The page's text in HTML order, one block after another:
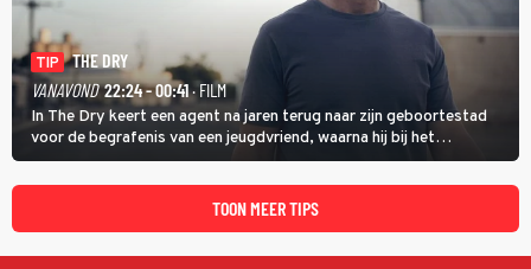
TIP
THE DRY
VANAVOND 22:24 - 00:41· FILM
In The Dry keert een agent na jaren terug naar zijn geboortestad
voor de begrafenis van een jeugdvriend, waarna hij bij het
onderzoeken van diens dood een verband begint te vermoeden
met een oude zaak.
TOON MEER TIPS